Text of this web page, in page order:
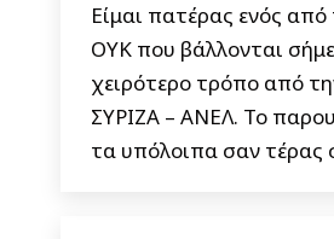
Είμαι πατέρας ενός
ΟΥΚ που βάλλονται
χειρότερο τρόπο από
ΣΥΡΙΖΑ – ΑΝΕΛ. Το
τα υπόλοιπα σαν τέρας